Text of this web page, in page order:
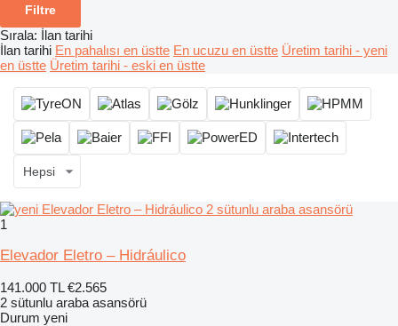
Filtre
Sırala: İlan tarihi
İlan tarihi En pahalısı en üstte En ucuzu en üstte Üretim tarihi - yeni
en üstte Üretim tarihi - eski en üstte
Hepsi
1
Elevador Eletro – Hidráulico
141.000 TL €2.565
2 sütunlu araba asansörü
Durum yeni